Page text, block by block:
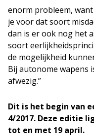
enorm probleem,
je voor dat soort
dan is er ook nog het
soort
de mogelijkheid
Bij autonome wapens
afwezig.”
Dit is het begin van
4/2017. Deze editie
tot en met 19 april.